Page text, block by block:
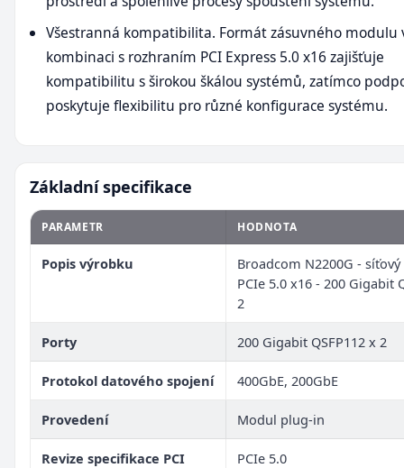
Všestranná kompatibilita. Formát zásuvného modulu
kombinaci s rozhraním PCI Express 5.0 x16 zajišťuje
kompatibilitu s širokou škálou systémů, zatímco
poskytuje flexibilitu pro různé konfigurace systému.
Základní specifikace
PARAMETR HODNOTA
Popis výrobku
Broadcom N2200G -
PCIe 5.0 x16 - 200 Gigabit
2
Porty 200 Gigabit QSFP112 x 2
Protokol datového spojení 400GbE, 200GbE
Provedení Modul plug-in
Revize specifikace PCI PCIe 5.0